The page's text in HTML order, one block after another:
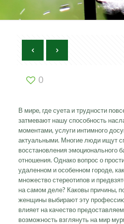
0
В мире, где суета и трудности
затмевают нашу способность
моментами, услуги интимного
актуальными. Многие люди ищут
восстановления эмоционального
отношения. Однако вопрос о
удаленном и особенном городе,
множество стереотипов и
на самом деле? Каковы причины,
женщины выбирают эту
влияет на качество
возможность взглянуть на мир